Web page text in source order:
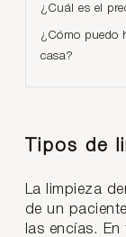
¿Cuál es el
¿Cómo puedo
casa?
Tipos de
La limpieza
de un
las encías.